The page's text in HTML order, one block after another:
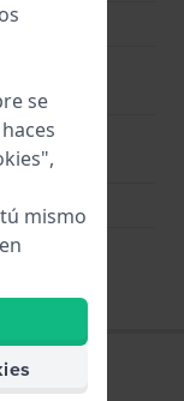
de resorte
se
mismo